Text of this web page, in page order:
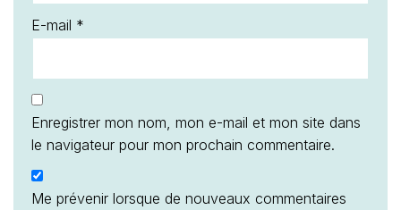
E-mail *
Enregistrer mon nom, mon e-mail et mon site dans
le navigateur pour mon prochain commentaire.
Me prévenir lorsque de nouveaux commentaires